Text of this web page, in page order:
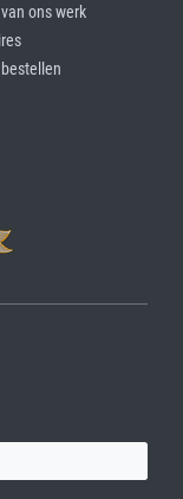
ons werk